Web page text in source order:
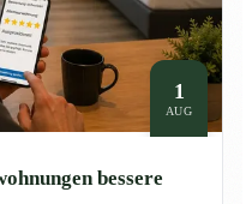
1
AUG
bessere